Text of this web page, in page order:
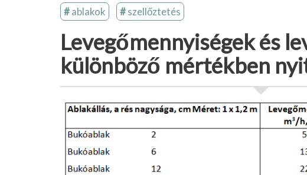
ablakok szellőztetés
Levegőmennyiségek és
különböző mértékben